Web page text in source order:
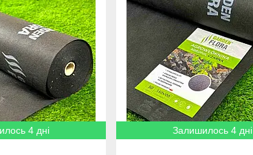
4 дні Залишилось 4 дні